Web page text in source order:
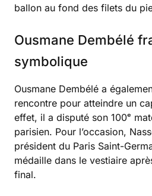
ballon au fond des filets du
Ousmane Dembélé
symbolique
Ousmane Dembélé a
rencontre pour atteindre un
effet, il a disputé son 100ᵉ
parisien. Pour l’occasion,
président du Paris Saint-
médaille dans le vestiaire
final.